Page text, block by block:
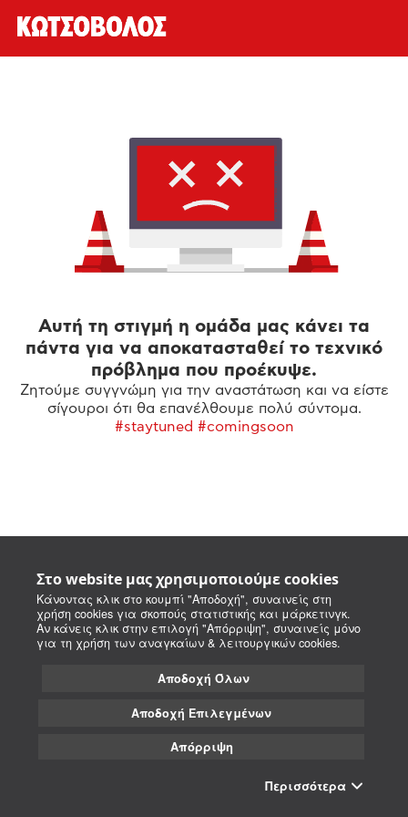
Στο website μας χρησιμοποιούμε cookies
Κάνοντας κλικ στο κουμπί "Αποδοχή", συναινείς στη
χρήση cookies για σκοπούς στατιστικής και μάρκετινγκ.
Αν κάνεις κλικ στην επιλογή "Απόρριψη", συναινείς μόνο
για τη χρήση των αναγκαίων & λειτουργικών cookies.
Αποδοχή Όλων
Αποδοχή Επιλεγμένων
Απόρριψη
Περισσότερα
Αυτή τη στιγμή η ομάδα μας κάνει τα
πάντα για να αποκατασταθεί το τεχνικό
πρόβλημα που προέκυψε.
Ζητούμε συγγνώμη για την αναστάτωση και να είστε
σίγουροι ότι θα επανέλθουμε πολύ σύντομα.
#staytuned #comingsoon